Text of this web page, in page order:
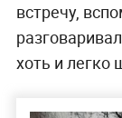
встречу,
хоть и легко